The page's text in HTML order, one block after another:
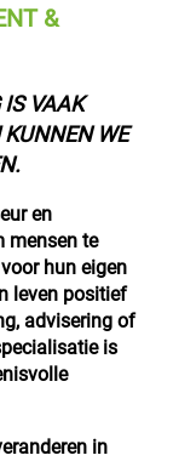
&
IS VAAK
WE
en
mensen te
hun eigen
leven positief
advisering of
is
in